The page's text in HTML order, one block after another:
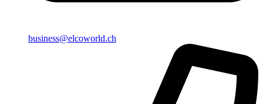
business@elcoworld.ch